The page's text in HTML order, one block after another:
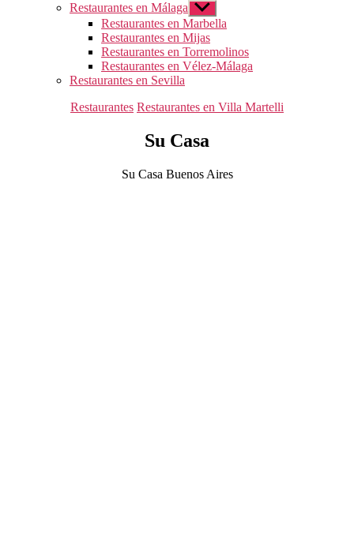
Restaurantes en Málaga Mostrar
el
submenú
Restaurantes en Marbella
Restaurantes en Mijas
Restaurantes en Torremolinos
Restaurantes en Vélez-Málaga
Restaurantes en Sevilla
Categorías
Restaurantes Restaurantes en Villa Martelli
Su Casa
Su Casa Buenos Aires